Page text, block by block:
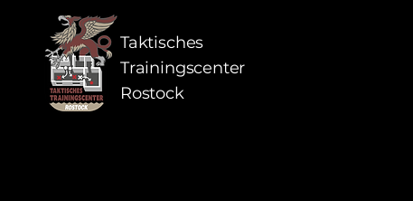
Taktisches
Trainingscenter
Rostock